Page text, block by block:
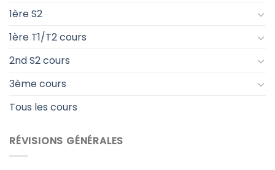
1ère S2
1ère T1/T2 cours
2nd S2 cours
3ème cours
Tous les cours
RÉVISIONS GÉNÉRALES